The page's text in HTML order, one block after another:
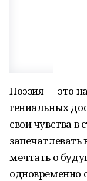
Поэзия — это
гениальных
свои чувства в
мечтать о
одновременно